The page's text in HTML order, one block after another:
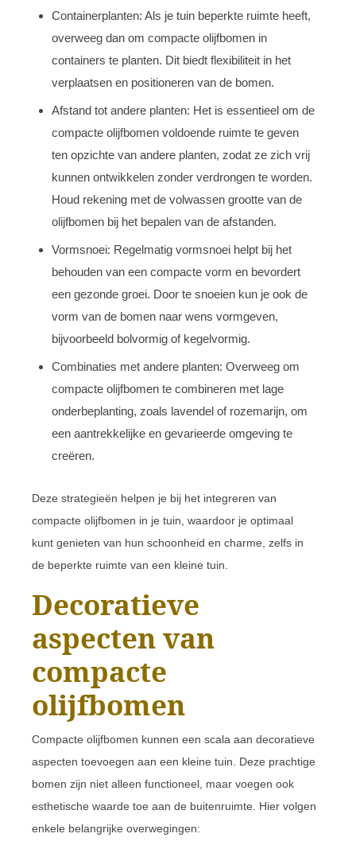
Containerplanten: Als je tuin beperkte ruimte heeft,
overweeg dan om compacte olijfbomen in
containers te planten. Dit biedt flexibiliteit in het
verplaatsen en positioneren van de bomen.
Afstand tot andere planten: Het is essentieel om de
compacte olijfbomen voldoende ruimte te geven
ten opzichte van andere planten, zodat ze zich vrij
kunnen ontwikkelen zonder verdrongen te worden.
Houd rekening met de volwassen grootte van de
olijfbomen bij het bepalen van de afstanden.
Vormsnoei: Regelmatig vormsnoei helpt bij het
behouden van een compacte vorm en bevordert
een gezonde groei. Door te snoeien kun je ook de
vorm van de bomen naar wens vormgeven,
bijvoorbeeld bolvormig of kegelvormig.
Combinaties met andere planten: Overweeg om
compacte olijfbomen te combineren met lage
onderbeplanting, zoals lavendel of rozemarijn, om
een aantrekkelijke en gevarieerde omgeving te
creëren.
Deze strategieën helpen je bij het integreren van
compacte olijfbomen in je tuin, waardoor je optimaal
kunt genieten van hun schoonheid en charme, zelfs in
de beperkte ruimte van een kleine tuin.
Decoratieve
aspecten van
compacte
olijfbomen
Compacte olijfbomen kunnen een scala aan decoratieve
aspecten toevoegen aan een kleine tuin. Deze prachtige
bomen zijn niet alleen functioneel, maar voegen ook
esthetische waarde toe aan de buitenruimte. Hier volgen
enkele belangrijke overwegingen: